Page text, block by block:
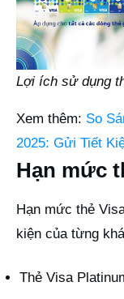
Lợi ích sử dụng
Xem thêm: So
2025: Gửi Tiết
Hạn mức
Hạn mức thẻ
kiện của từng
Thẻ Visa